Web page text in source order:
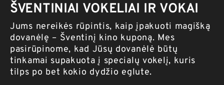
ŠVENTINIAI VOKELIAI IR VOKAI
Jums nereikės rūpintis, kaip įpakuoti magišką
dovanėlę – Šventinį kino kuponą. Mes
pasirūpinome, kad Jūsų dovanėlė būtų
tinkamai supakuota į specialų vokelį, kuris
tilps po bet kokio dydžio eglute.